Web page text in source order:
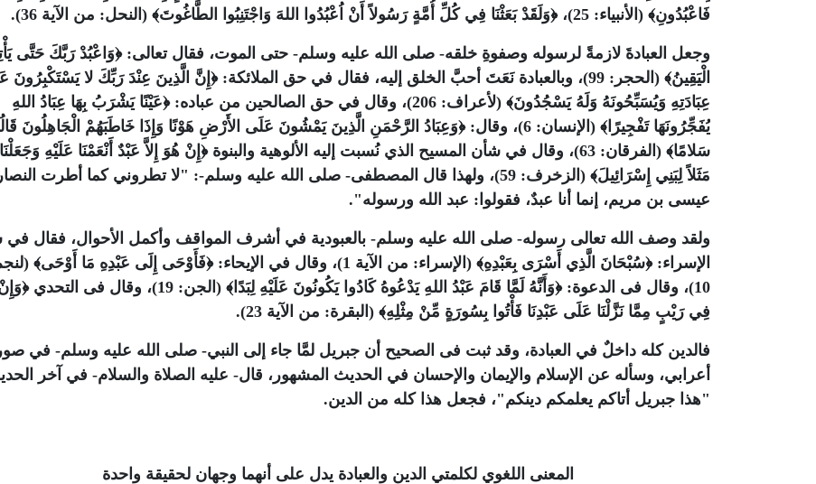
فَاعْبُدُونِ﴾ (الأنبياء: 25)، ﴿وَلَقَدْ بَعَثْنَا فِي كُلِّ أُمَّةٍ رَسُولاً أَنْ اُعْبُدُوا اللهَ وَاجْتَنِبُوا الطَّاغُوتَ﴾ (النحل: من الآية 36).
وجعل العبادةَ لازمةً لرسوله وصفوةِ خلقه- صلى الله عليه وسلم- حتى الموت، فقال تعالى:﴿وَاعْبُدْ رَبَّكَ حَتَّى
الْيَقِينُ﴾ (الحجر: 99)، وبالعبادة نَعَتَ أحبَّ الخلق إليه، فقال في حق الملائكة:
﴿إِنَّ الَّذِينَ عِنْدَ رَبِّكَ لا يَسْتَكْبِرُونَ
عِبَادَتِهِ وَيُسَبِّحُونَهُ وَلَهُ يَسْجُدُونَ﴾ (لأعراف: 206)، وقال في حق الصالحين من عباده:
﴿عَيْنًا يَشْرَبُ بِهَا عِبَادُ اللهِ
يُفَجِّرُونَهَا تَفْجِيرًا﴾ (الإنسان: 6)، وقال:
﴿وَعِبَادُ الرَّحْمَنِ الَّذِينَ يَمْشُونَ عَلَى الأَرْضِ هَوْنًا وَإِذَا خَاطَبَهُمْ الْجَاهِلُونَ
سَلامًا﴾ (الفرقان: 63)، وقال في شأن المسيح الذي نُسبت إليه الألوهية والبنوة
﴿إِنْ هُوَ إِلاَّ عَبْدٌ أَنْعَمْنَا عَلَيْهِ
مَثَلاً لِبَنِي إِسْرَائِيلَ﴾
(الزخرف: 59)، ولهذا قال المصطفى- صلى الله عليه وسلم-: "لا تطروني كما أطرت
عيسى بن مريم، إنما أنا عبدٌ، فقولوا: عبد الله ورسوله".
ولقد وصف الله تعالى رسوله- صلى الله عليه وسلم- بالعبودية في أشرف المواقف وأكمل الأحوال، فقال
الإسراء:﴿سُبْحَانَ الَّذِي أَسْرَى بِعَبْدِهِ﴾ (الإسراء: من الآية 1)، وقال في الإيحاء: ﴿فَأَوْحَى إِلَى عَبْدِهِ مَا أَوْحَى﴾
10)، وقال فى الدعوة:
﴿وَأَنَّهُ لَمَّا قَامَ عَبْدُ اللهِ يَدْعُوهُ كَادُوا يَكُونُونَ عَلَيْهِ لِبَدًا﴾ (الجن: 19)، وقال فى التحدي
فِي رَيْبٍ مِمَّا نَزَّلْنَا عَلَى عَبْدِنَا فَأْتُوا بِسُورَةٍ مِّنْ مِثْلِهِ﴾ (البقرة: من الآية 23).
فالدين كله داخلٌ في العبادة، وقد ثبت فى الصحيح أن جبريل لمَّا جاء إلى النبي- صلى الله عليه وسلم- في
أعرابي، وسأله عن الإسلام والإيمان والإحسان في الحديث المشهور، قال- عليه الصلاة والسلام- في آخر
"هذا جبريل أتاكم يعلمكم دينكم"، فجعل هذا كله من الدين.
المعنى اللغوي لكلمتي الدين والعبادة يدل على أنهما وجهان لحقيقة واحدة